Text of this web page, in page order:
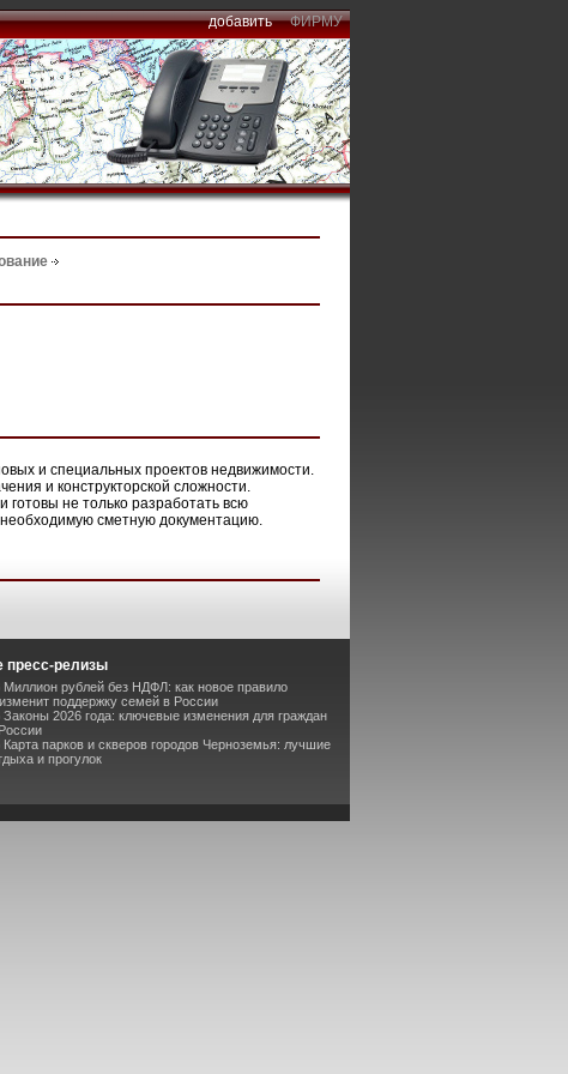
добавить ФИРМУ
и специальных проектов недвижимости.
и конструкторской сложности.
не только разработать всю
необходимую сметную документацию.
пресс-релизы
Миллион рублей без НДФЛ: как новое правило
поддержку семей в России
Законы 2026 года: ключевые изменения для граждан
парков и скверов городов Черноземья: лучшие
и прогулок